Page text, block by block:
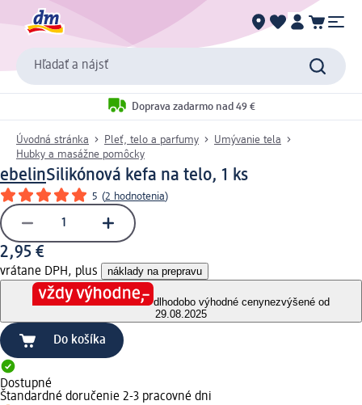
Hľadať a nájsť
Doprava zadarmo nad 49 €
Úvodná stránka Pleť, telo a parfumy
Umývanie tela
Hubky a masážne pomôcky
ebelinSilikónová kefa na telo, 1 ks
5 (2 hodnotenia)
2,95 €
vrátane DPH, plus náklady na prepravu
dlhodobo výhodné cenynezvýšené od
29.08.2025
Do košíka
Dostupné
Štandardné doručenie 2-3 pracovné dni